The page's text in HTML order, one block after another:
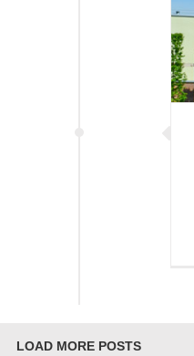
LOAD MORE POSTS